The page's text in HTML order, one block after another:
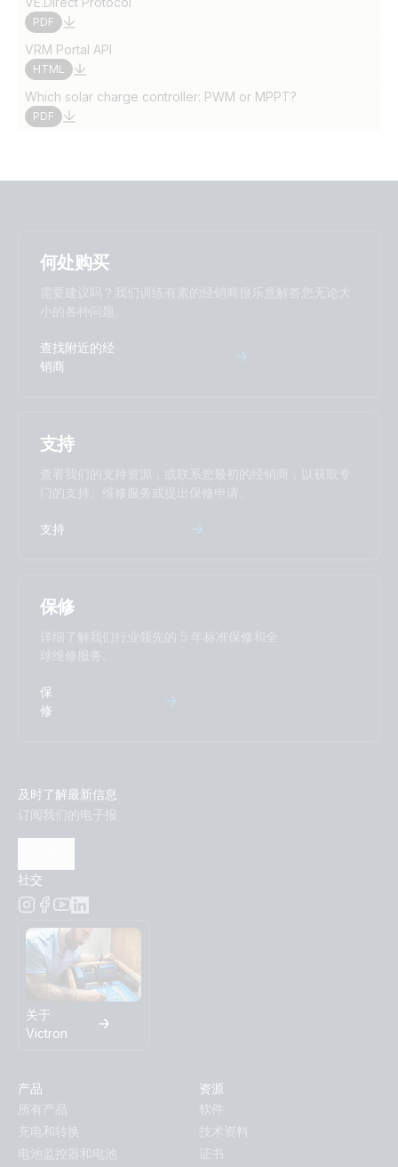
PDF
VRM Portal API
HTML
Which solar charge controller: PWM or MPPT?
PDF
何处购买
需要建议吗？我们训练有素的经销商很乐意解答您无论大
小的各种问题。
查找附近的经
销商
支持
查看我们的支持资源，或联系您最初的经销商，以获取专
门的支持、维修服务或提出保修申请。
支持
保修
详细了解我们行业领先的 5 年标准保修和全
球维修服务。
保
修
及时了解最新信息
订阅我们的电子报
社交
关于
Victron
产品
所有产品
充电和转换
电池监控器和电池
资源
软件
技术资料
证书